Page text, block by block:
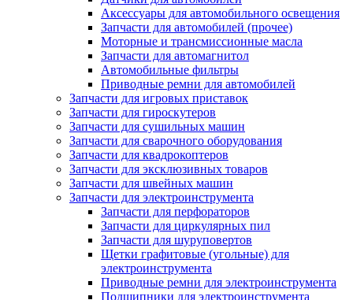
Аксессуары для автомобильного освещения
Запчасти для автомобилей (прочее)
Моторные и трансмиссионные масла
Запчасти для автомагнитол
Автомобильные фильтры
Приводные ремни для автомобилей
Запчасти для игровых приставок
Запчасти для гироскутеров
Запчасти для сушильных машин
Запчасти для сварочного оборудования
Запчасти для квадрокоптеров
Запчасти для эксклюзивных товаров
Запчасти для швейных машин
Запчасти для электроинструмента
Запчасти для перфораторов
Запчасти для циркулярных пил
Запчасти для шуруповертов
Щетки графитовые (угольные) для
электроинструмента
Приводные ремни для электроинструмента
Подшипники для электроинструмента